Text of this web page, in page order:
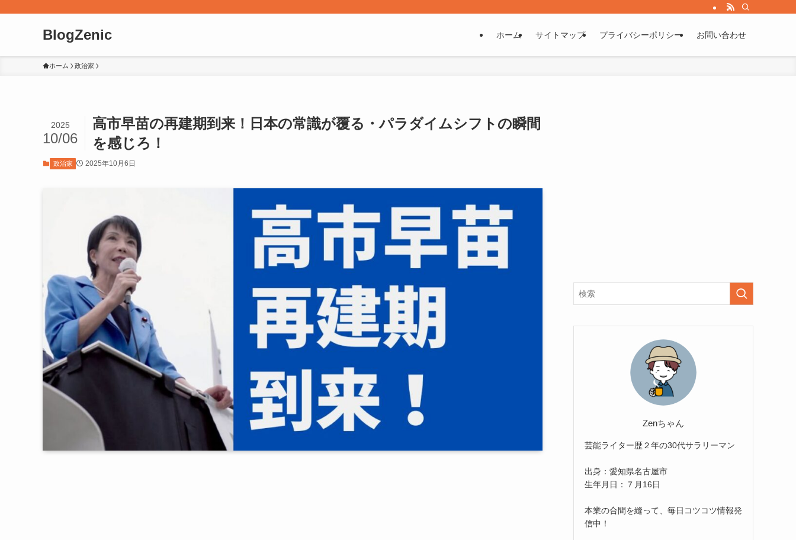
BlogZenic ホーム サイトマップ プライバシーポリシー お問い合わせ
ホーム 政治家
高市早苗の再建期到来！日本の常識が覆る・パラダイムシフトの瞬間
を感じろ！
2025
10/06
政治家 2025年10月6日
Zenちゃん
芸能ライター歴２年の30代サラリーマン
出身：愛知県名古屋市
生年月日：７月16日
本業の合間を縫って、毎日コツコツ情報発
信中！